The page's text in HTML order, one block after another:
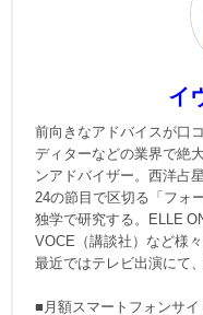
イ
前向きなアドバイスが口
ディターなどの業界で絶
ンアドバイザー。西洋占
24の節目で区切る「フォ
独学で研究する。ELLE
VOCE（講談社）など様
最近ではテレビ出演にて
■月額スマートフォンサ